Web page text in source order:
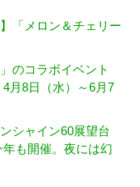
「メロン＆チェリー
のコラボイベント
月8日（水）～6月7
シャイン60展望台
年も開催。夜には幻